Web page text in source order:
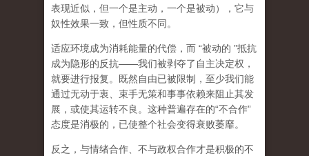
表现近似，但一个是主动，一个是被动），它与
奴性效果一致，但性质不同。
适应环境成为消耗能量的代偿，而 “被动的 ”抵抗
成为隐形的反抗——我们被剥夺了自主决定权，
就要进行报复。既然自由已被限制，至少我们能
通过无动于衷、束手无策和事事依赖来阻止其发
展，或使其运转不良。这种普遍存在的“不合作”
态度是消极的，已使整个社会变得衰败萎靡。
反之，与情绪合作、不与政权合作才是积极的不